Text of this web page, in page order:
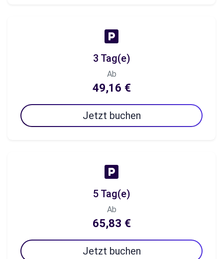
3 Tag(e)
Ab
49,16 €
Jetzt buchen
5 Tag(e)
Ab
65,83 €
Jetzt buchen